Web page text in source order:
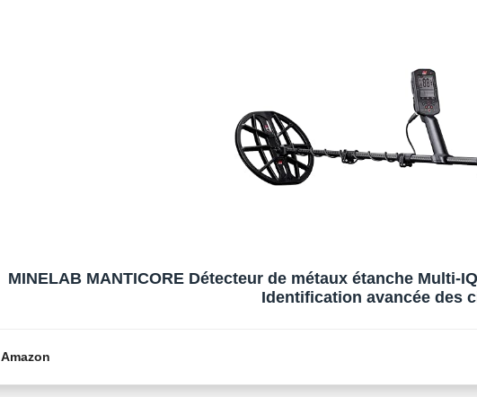
MINELAB MANTICORE Détecteur de métaux étanche Multi-
Identification avancée des
Amazon